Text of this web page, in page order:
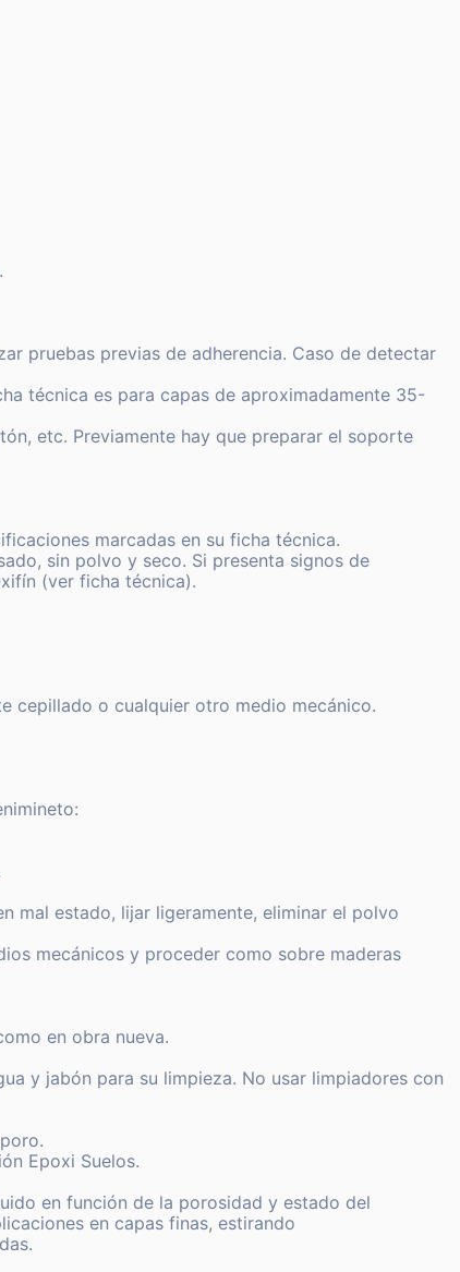
pruebas previas de adherencia. Caso de detectar
técnica es para capas de aproximadamente 35-
etc. Previamente hay que preparar el soporte
marcadas en su ficha técnica.
sin polvo y seco. Si presenta signos de
(ver ficha técnica).
cepillado o cualquier otro medio mecánico.
mal estado, lijar ligeramente, eliminar el polvo
mecánicos y proceder como sobre maderas
en obra nueva.
y jabón para su limpieza. No usar limpiadores con
Epoxi Suelos.
en función de la porosidad y estado del
en capas finas, estirando